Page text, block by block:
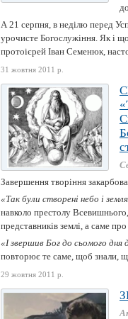
А 21 серпня, в неділю перед
урочисте Богослужіння. Як і
протоієрей Іван Семенюк,
31 жовтня 2011 р.
Завершення творіння
«Так були створені небо і
навколо престолу
представників землі, а саме
«І звершив Бог до сьомого дня
повторює те саме, щоб знали,
29 жовтня 2011 р.